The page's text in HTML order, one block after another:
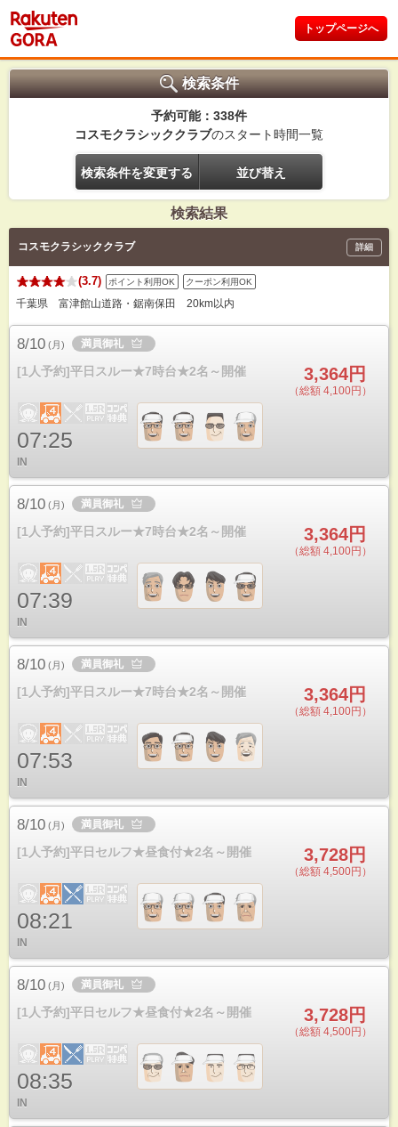
トップページへ
検索条件
予約可能：338件
コスモクラシッククラブのスタート時間一覧
検索条件を変更する 並び替え
検索結果
コスモクラシッククラブ 詳細
(3.7) ポイント利用OK クーポン利用OK
千葉県 富津館山道路・鋸南保田 20km以内
8/10 (月) 満員御礼
[1人予約]平日スルー★7時台★2名～開催 3,364円
（総額 4,100円）
07:25
IN
8/10 (月) 満員御礼
[1人予約]平日スルー★7時台★2名～開催 3,364円
（総額 4,100円）
07:39
IN
8/10 (月) 満員御礼
[1人予約]平日スルー★7時台★2名～開催 3,364円
（総額 4,100円）
07:53
IN
8/10 (月) 満員御礼
[1人予約]平日セルフ★昼食付★2名～開催 3,728円
（総額 4,500円）
08:21
IN
8/10 (月) 満員御礼
[1人予約]平日セルフ★昼食付★2名～開催 3,728円
（総額 4,500円）
08:35
IN